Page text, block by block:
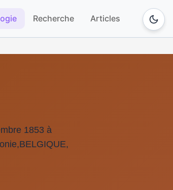
Recherche Articles
1853 à